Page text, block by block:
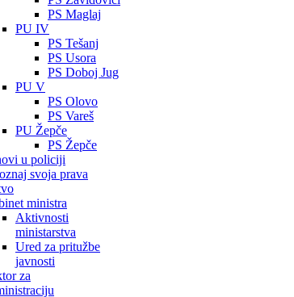
PS Maglaj
PU IV
PS Tešanj
PS Usora
PS Doboj Jug
PU V
PS Olovo
PS Vareš
PU Žepče
PS Žepče
u policiji
svoja prava
ministra
Aktivnosti
ministarstva
Ured za pritužbe
javnosti
za